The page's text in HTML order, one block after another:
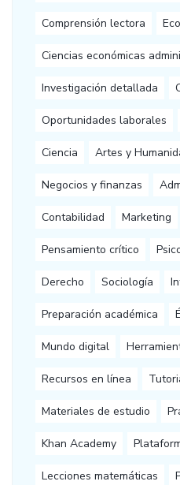
Comprensión lectora
Ciencias económicas
Investigación detallada
Oportunidades laborales
Ciencia Artes y
Negocios y finanzas
Contabilidad Marketing
Pensamiento crítico
Derecho Sociología
Preparación académica
Mundo digital
Recursos en línea
Materiales de estudio
Khan Academy
Lecciones matemáticas